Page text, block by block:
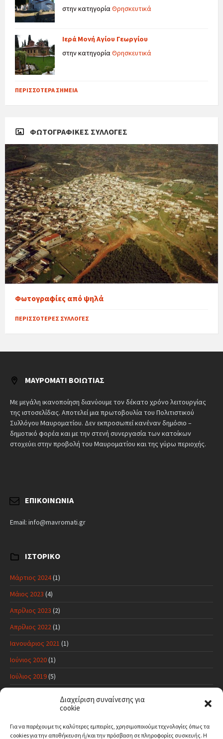
Διαχείριση συναίνεσης για
cookie
Για να παρέχουμε τις καλύτερες εμπειρίες, χρησιμοποιούμε τεχνολογίες όπως τα
cookies για την αποθήκευση ή/και την πρόσβαση σε πληροφορίες συσκευής. Η
στην κατηγορίαΘρησκευτικά
Ιερά Μονή Αγίου Γεωργίου
στην κατηγορίαΘρησκευτικά
ΠΕΡΙΣΣΌΤΕΡΑ ΣΗΜΕΊΑ
ΦΩΤΟΓΡΑΦΙΚΈΣ ΣΥΛΛΟΓΈΣ
Φωτογραφίες από ψηλά
ΠΕΡΙΣΣΌΤΕΡΕΣ ΣΥΛΛΟΓΈΣ
ΜΑΥΡΟΜΆΤΙ ΒΟΙΩΤΊΑΣ
Με μεγάλη ικανοποίηση διανύουμε τον δέκατο χρόνο λειτουργίας
της ιστοσελίδας. Αποτελεί μια πρωτοβουλία του Πολιτιστικού
Συλλόγου Μαυροματίου. Δεν εκπροσωπεί κανέναν δημόσιο –
δημοτικό φορέα και με την στενή συνεργασία των κατοίκων
στοχεύει στην προβολή του Μαυροματίου και της γύρω περιοχής.
ΕΠΙΚΟΙΝΩΝΊΑ
Email: info@mavromati.gr
ΙΣΤΟΡΙΚΌ
Μάρτιος 2024(1)
Μάιος 2023 (4)
Απρίλιος 2023 (2)
Απρίλιος 2022(1)
Ιανουάριος 2021 (1)
Ιούνιος 2020(1)
Ιούλιος 2019(5)
Απρίλιος 2019(10)